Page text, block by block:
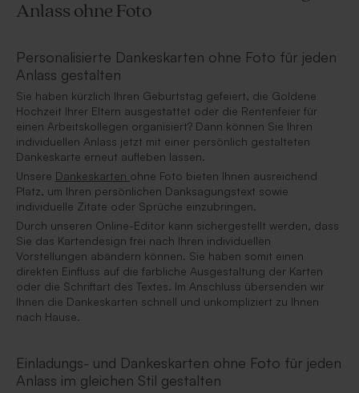
Anlass ohne Foto
Personalisierte Dankeskarten ohne Foto für jeden
Anlass gestalten
Sie haben kürzlich Ihren Geburtstag gefeiert, die Goldene
Hochzeit Ihrer Eltern ausgestattet oder die Rentenfeier für
einen Arbeitskollegen organisiert? Dann können Sie Ihren
individuellen Anlass jetzt mit einer persönlich gestalteten
Dankeskarte erneut aufleben lassen.
Unsere Dankeskarten ohne Foto bieten Ihnen ausreichend
Platz, um Ihren persönlichen Danksagungstext sowie
individuelle Zitate oder Sprüche einzubringen.
Durch unseren Online-Editor kann sichergestellt werden, dass
Sie das Kartendesign frei nach Ihren individuellen
Vorstellungen abändern können. Sie haben somit einen
direkten Einfluss auf die farbliche Ausgestaltung der Karten
oder die Schriftart des Textes. Im Anschluss übersenden wir
Ihnen die Dankeskarten schnell und unkompliziert zu Ihnen
nach Hause.
Einladungs- und Dankeskarten ohne Foto für jeden
Anlass im gleichen Stil gestalten